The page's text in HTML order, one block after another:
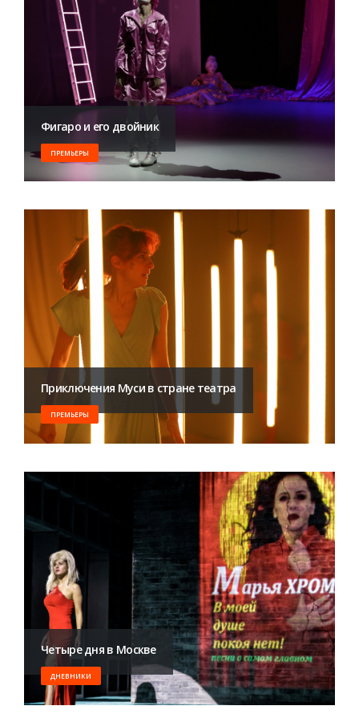
​Фигаро и его двойник
ПРЕМЬЕРЫ
Приключения Муси в стране театра
ПРЕМЬЕРЫ
Четыре дня в Москве
ДНЕВНИКИ